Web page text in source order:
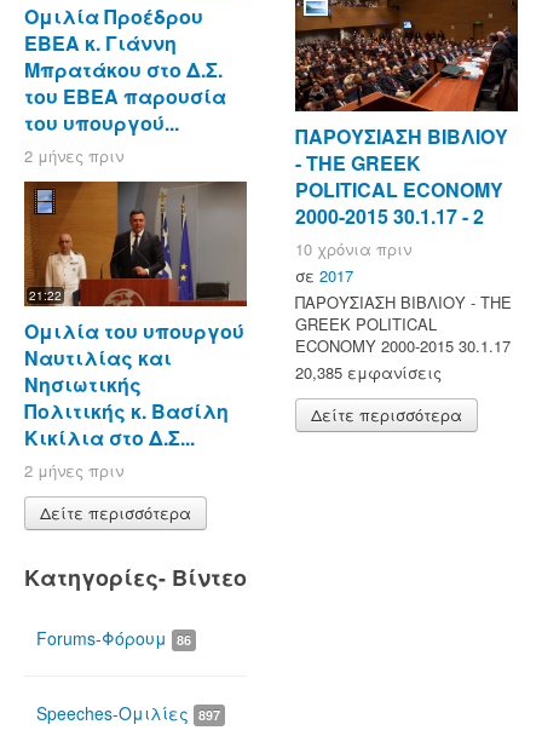
Ομιλία Προέδρου
ΕΒΕΑ κ. Γιάννη
Μπρατάκου στο Δ.Σ.
του ΕΒΕΑ παρουσία
του υπουργού...
2 μήνες πριν
21:22
Ομιλία του υπουργού
Ναυτιλίας και
Νησιωτικής
Πολιτικής κ. Βασίλη
Κικίλια στο Δ.Σ...
2 μήνες πριν
Δείτε περισσότερα
Κατηγορίες- Βίντεο
Forums-Φόρουμ 86
Speeches-Ομιλίες 897
ΠΑΡΟΥΣΙΑΣΗ ΒΙΒΛΙΟΥ
- ΤΗΕ GREEK
POLITICAL ECONOMY
2000-2015 30.1.17 - 2
10 χρόνια πριν
σε 2017
ΠΑΡΟΥΣΙΑΣΗ ΒΙΒΛΙΟΥ - ΤΗΕ
GREEK POLITICAL
ECONOMY 2000-2015 30.1.17
20,385 εμφανίσεις
Δείτε περισσότερα